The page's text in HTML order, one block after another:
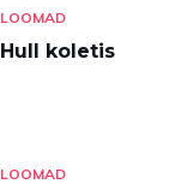
LOOMAD
Hull koletis
LOOMAD